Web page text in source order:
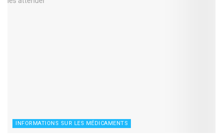
INFORMATIONS SUR LES MÉDICAMENTS